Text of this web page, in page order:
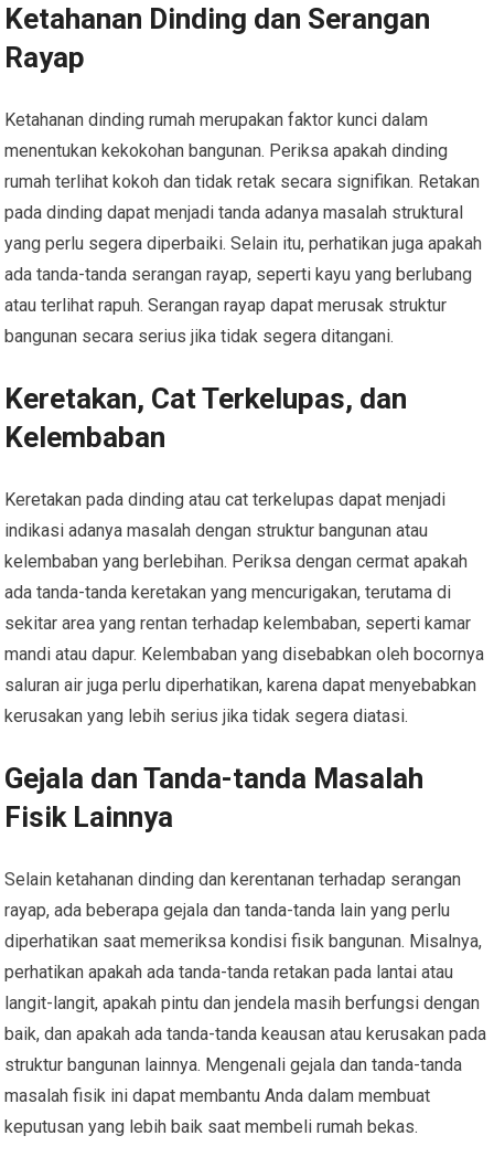
Ketahanan Dinding dan Serangan
Rayap
Ketahanan dinding rumah merupakan faktor kunci dalam
menentukan kekokohan bangunan. Periksa apakah dinding
rumah terlihat kokoh dan tidak retak secara signifikan. Retakan
pada dinding dapat menjadi tanda adanya masalah struktural
yang perlu segera diperbaiki. Selain itu, perhatikan juga apakah
ada tanda-tanda serangan rayap, seperti kayu yang berlubang
atau terlihat rapuh. Serangan rayap dapat merusak struktur
bangunan secara serius jika tidak segera ditangani.
Keretakan, Cat Terkelupas, dan
Kelembaban
Keretakan pada dinding atau cat terkelupas dapat menjadi
indikasi adanya masalah dengan struktur bangunan atau
kelembaban yang berlebihan. Periksa dengan cermat apakah
ada tanda-tanda keretakan yang mencurigakan, terutama di
sekitar area yang rentan terhadap kelembaban, seperti kamar
mandi atau dapur. Kelembaban yang disebabkan oleh bocornya
saluran air juga perlu diperhatikan, karena dapat menyebabkan
kerusakan yang lebih serius jika tidak segera diatasi.
Gejala dan Tanda-tanda Masalah
Fisik Lainnya
Selain ketahanan dinding dan kerentanan terhadap serangan
rayap, ada beberapa gejala dan tanda-tanda lain yang perlu
diperhatikan saat memeriksa kondisi fisik bangunan. Misalnya,
perhatikan apakah ada tanda-tanda retakan pada lantai atau
langit-langit, apakah pintu dan jendela masih berfungsi dengan
baik, dan apakah ada tanda-tanda keausan atau kerusakan pada
struktur bangunan lainnya. Mengenali gejala dan tanda-tanda
masalah fisik ini dapat membantu Anda dalam membuat
keputusan yang lebih baik saat membeli rumah bekas.